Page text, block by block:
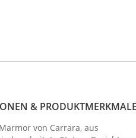
&
von Carrara, aus